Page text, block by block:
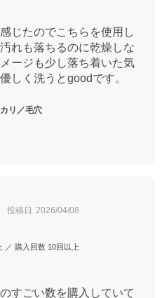
じたのでこちらを使用し
れも落ちるのに乾燥しな
ージも少し落ち着いた気
しく洗うとgoodです。
リ／毛穴
投稿日 2026/04/08
／ 購入回数 10回以上
すごい数を購入していて